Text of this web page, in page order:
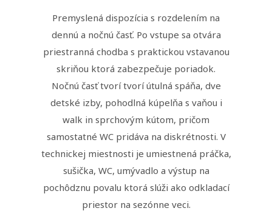
Premyslená dispozícia s rozdelením na
dennú a nočnú časť. Po vstupe sa otvára
priestranná chodba s praktickou vstavanou
skriňou ktorá zabezpečuje poriadok.
Nočnú časť tvorí tvorí útulná spáňa, dve
detské izby, pohodlná kúpelňa s vaňou i
walk in sprchovým kútom, pričom
samostatné WC pridáva na diskrétnosti. V
technickej miestnosti je umiestnená práčka,
sušička, WC, umývadlo a výstup na
pochôdznu povalu ktorá slúži ako odkladací
priestor na sezónne veci.